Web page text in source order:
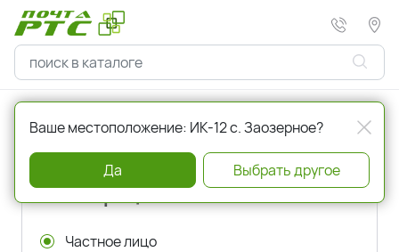
Главная Регистрация
Регистрация
Частное лицо
Ваше местоположение: ИК-12 с. Заозерное?
Да Выбрать другое